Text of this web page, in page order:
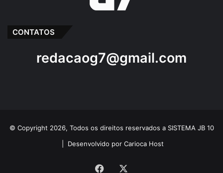
CONTATOS
redacaog7@gmail.com
© Copyright 2026, Todos os direitos reservados a SISTEMA JB 10
Desenvolvido por Carioca Host
Facebook